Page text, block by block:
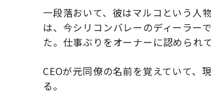
一段落おいて、彼はマルコという人
は、今シリコンバレーのディーラー
た。仕事ぶりをオーナーに認められ
CEOが元同僚の名前を覚えていて、
る。